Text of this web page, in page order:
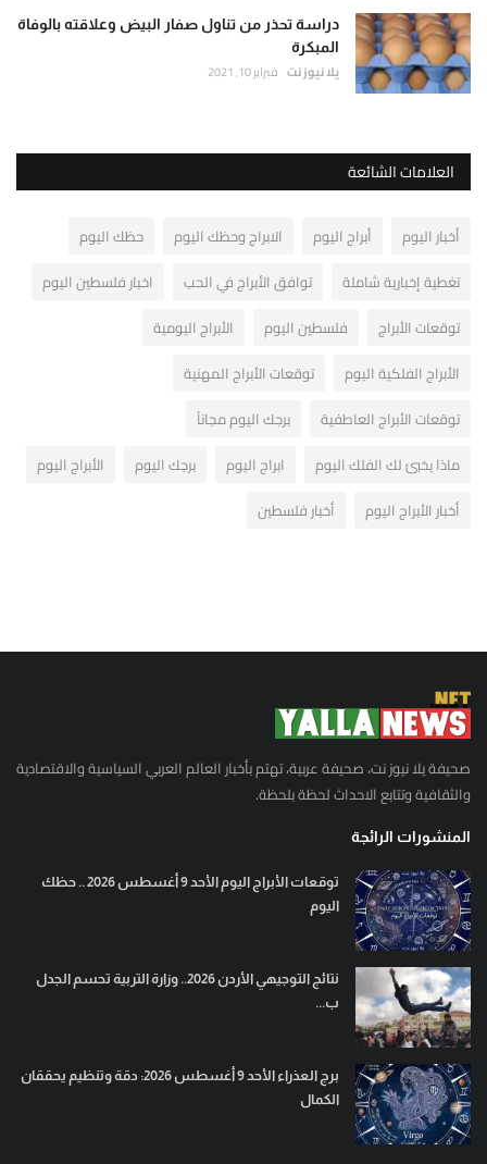
دراسة تحذر من تناول صفار البيض وعلاقته بالوفاة
المبكرة
يلا نيوز نت فبراير 10, 2021
العلامات الشائعة
أخبار اليوم أبراج اليوم الابراج وحظك اليوم
حظك اليوم
تغطية إخبارية شاملة
توافق الأبراج في الحب
اخبار فلسطين اليوم
توقعات الأبراج
فلسطين اليوم
الأبراج اليومية
الأبراج الفلكية اليوم
توقعات الأبراج المهنية
توقعات الأبراج العاطفية
برجك اليوم مجاناً
ماذا يخبئ لك الفلك اليوم
ابراج اليوم برجك اليوم
الأبراج اليوم
أخبار الأبراج اليوم
أخبار فلسطين
صحيفة يلا نيوز نت، صحيفة عربية، تهتم بأخبار العالم العربي السياسية والاقتصادية
والثقافية وتتابع الاحداث لحظة بلحظة.
المنشورات الرائجة
توقعات الأبراج اليوم الأحد 9 أغسطس 2026 .. حظك
اليوم
نتائج التوجيهي الأردن 2026.. وزارة التربية تحسم الجدل
ب...
برج العذراء الأحد 9 أغسطس 2026: دقة وتنظيم يحققان
الكمال